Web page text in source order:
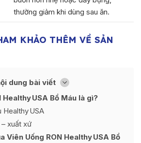
thường giảm khi dùng sau ăn.
KHẢO THÊM VỀ SẢN
dung bài viết [
Ẩn
Healthy USA Bổ Máu là gì?
Healthy USA
xuất xứ
Viên Uống RON Healthy USA Bổ